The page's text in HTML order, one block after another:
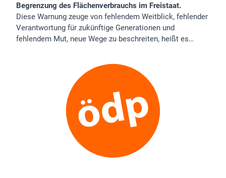
Begrenzung des Flächenverbrauchs im Freistaat.
Diese Warnung zeuge von fehlendem Weitblick, fehlender
Verantwortung für zukünftige Generationen und
fehlendem Mut, neue Wege zu beschreiten, heißt es…